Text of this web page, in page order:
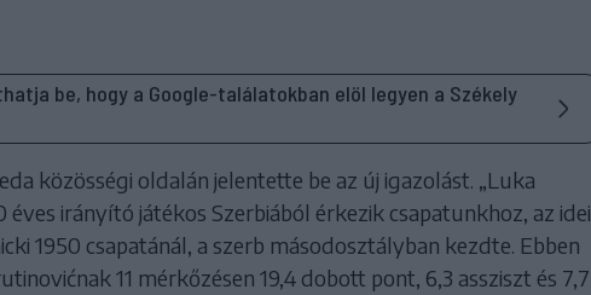
be, hogy a Google-találatokban elöl legyen a Székely
közösségi oldalán jelentette be az új igazolást. „Luka
éves irányító játékos Szerbiából érkezik csapatunkhoz, az idei
1950 csapatánál, a szerb másodosztályban kezdte. Ebben
11 mérkőzésen 19,4 dobott pont, 6,3 assziszt és 7,7